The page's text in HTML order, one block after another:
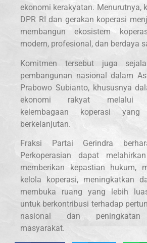
ekonomi kerakyatan. Menurutnya,
DPR RI dan gerakan koperasi
membangun ekosistem
modern, profesional, dan berdaya
Komitmen tersebut juga
pembangunan nasional dalam
Prabowo Subianto, khususnya
ekonomi rakyat melalui
kelembagaan koperasi
berkelanjutan.
Fraksi Partai Gerindra
Perkoperasian dapat
memberikan kepastian hukum,
kelola koperasi, meningkatkan
membuka ruang yang lebih
untuk berkontribusi terhadap
nasional dan peningkatan
masyarakat.